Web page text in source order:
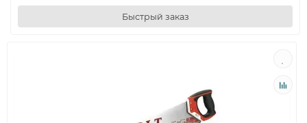
Быстрый заказ